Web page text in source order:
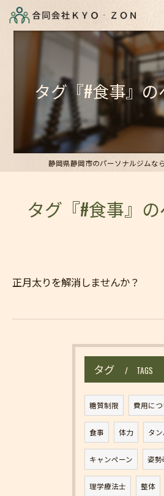
タグ『#食事』
静岡県静岡市のパーソナルジムな
タグ『#食事』
正月太りを解消しませんか？
タグ TAGS
糖質制限 費用につ
食事 体力 タ
キャンペーン 姿勢
理学療法士 整体